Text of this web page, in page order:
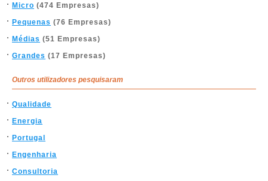
Micro (474 Empresas)
Pequenas (76 Empresas)
Médias (51 Empresas)
Grandes (17 Empresas)
Outros utilizadores pesquisaram
Qualidade
Energia
Portugal
Engenharia
Consultoria